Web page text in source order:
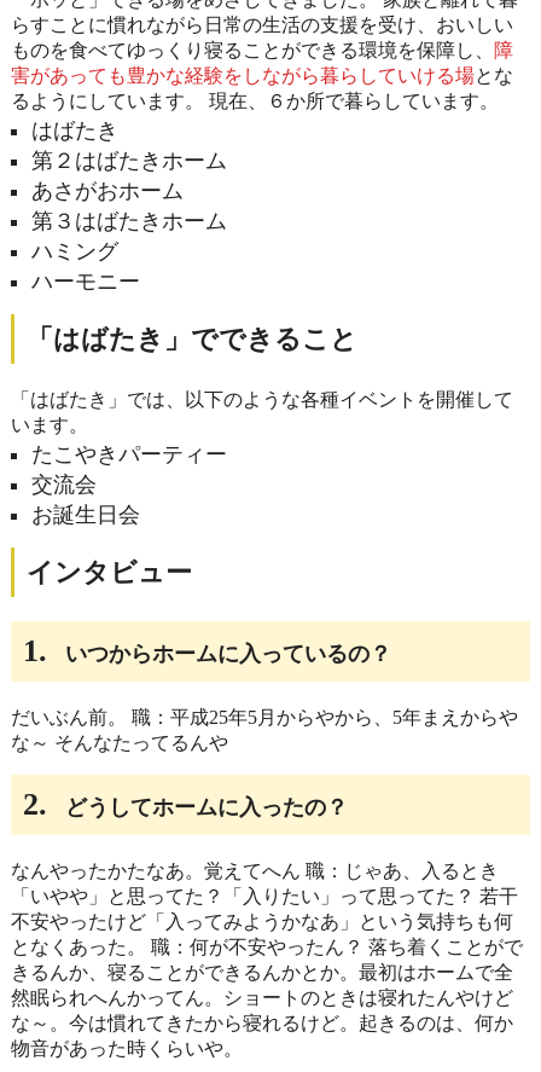
らすことに慣れながら日常の生活の支援を受け、おいしい
ものを食べてゆっくり寝ることができる環境を保障し、 障
害があっても豊かな経験をしながら暮らしていける場とな
るようにしています。 現在、６か所で暮らしています。
はばたき
第２はばたきホーム
あさがおホーム
第３はばたきホーム
ハミング
ハーモニー
「はばたき」でできること
「はばたき」では、以下のような各種イベントを開催して
います。
たこやきパーティー
交流会
お誕生日会
インタビュー
1. いつからホームに入っているの？
だいぶん前。 職：平成25年5月からやから、5年まえからや
な～ そんなたってるんや
2. どうしてホームに入ったの？
なんやったかたなあ。覚えてへん 職：じゃあ、入るとき
「いやや」と思ってた？「入りたい」って思ってた？ 若干
不安やったけど「入ってみようかなあ」という気持ちも何
となくあった。 職：何が不安やったん？ 落ち着くことがで
きるんか、寝ることができるんかとか。最初はホームで全
然眠られへんかってん。ショートのときは寝れたんやけど
な～。今は慣れてきたから寝れるけど。起きるのは、何か
物音があった時くらいや。